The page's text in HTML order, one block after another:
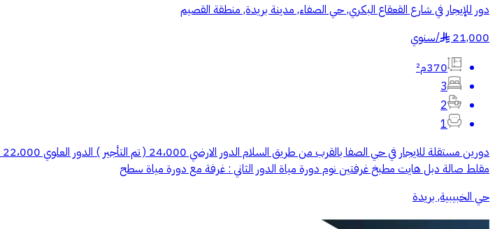
دور للإيجار في شارع القعقاع البكري, حي الصفاء, مدينة بريدة, منطقة القصيم
21,000
§
/سنوي
370م²
3
2
1
مقلط صالة دبل هايت مطبخ غرفتين نوم دورة مياة الدور الثاني : غرفة مع دورة مياة سطح
حي الخبيبية, بريدة